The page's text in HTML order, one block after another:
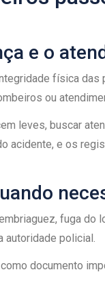
e o
física
ou
leves, buscar
acidente, e os
fuga do
autoridade policial.
documento